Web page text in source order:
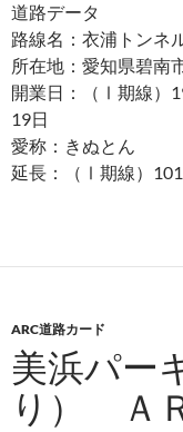
道路データ
路線名：衣浦トンネ
所在地：愛知県碧南
開業日：（Ⅰ期線）
19日
愛称：きぬとん
延長：（Ⅰ期線）
ARC道路カード
美浜パー
り） Ａ